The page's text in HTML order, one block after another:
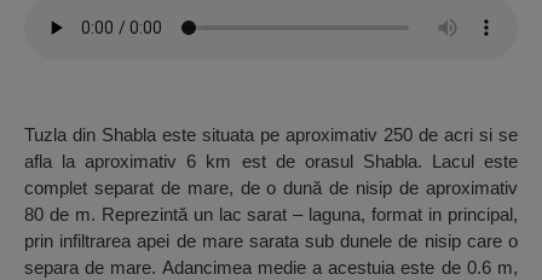
Tuzla din Shabla este situata pe aproximativ 250 de acri si se
afla la aproximativ 6 km est de orasul Shabla. Lacul este
complet separat de mare, de o dună de nisip de aproximativ
80 de m. Reprezintă un lac sarat – laguna, format in principal,
prin infiltrarea apei de mare sarata sub dunele de nisip care o
separa de mare. Adancimea medie a acestuia este de 0.6 m,